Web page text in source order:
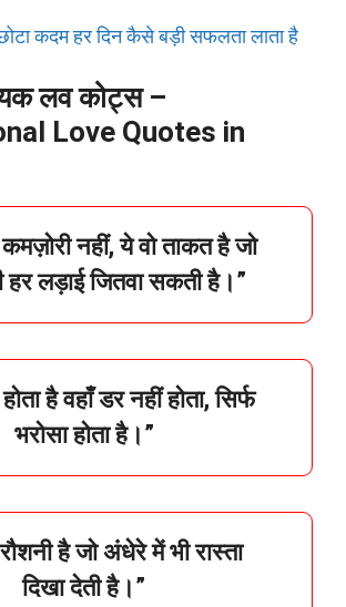
कदम हर दिन कैसे बड़ी सफलता लाता है
लव कोट्स –
Love Quotes in
कमज़ोरीनहीं,येवोताकतहैजो
हरलड़ाईजितवासकतीहै।”
होताहैवहाँडरनहींहोता,सिर्फ
भरोसाहोताहै।”
रौशनीहैजोअंधेरेमेंभीरास्ता
दिखादेतीहै।”